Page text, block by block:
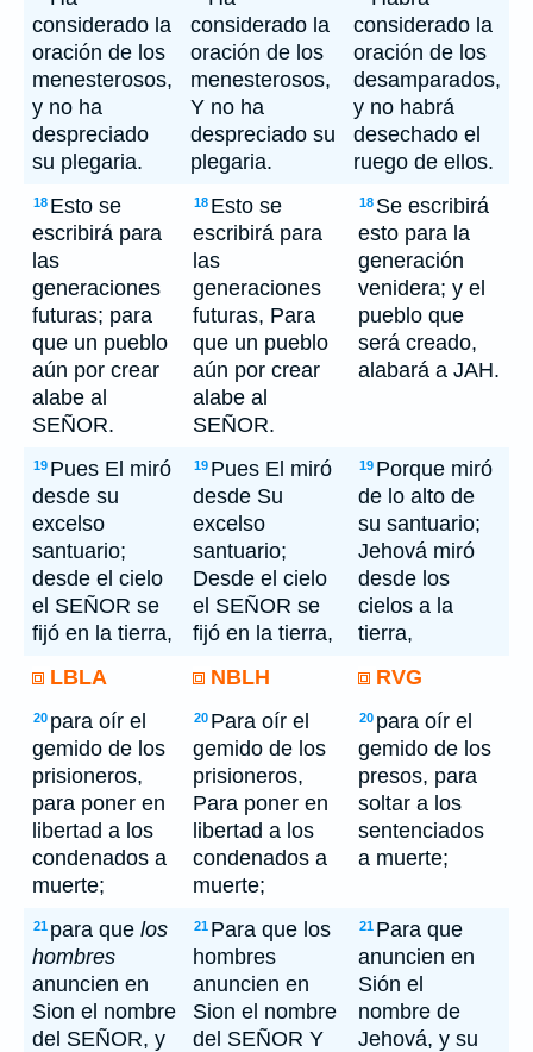
considerado la
oración de los
menesterosos,
y no ha
despreciado
su plegaria.
considerado la
oración de los
menesterosos,
Y no ha
despreciado su
plegaria.
considerado la
oración de los
desamparados,
y no habrá
desechado el
ruego de ellos.
18 Esto se
escribirá para
las
generaciones
futuras; para
que un pueblo
aún por crear
alabe al
SEÑOR.
18 Esto se
escribirá para
las
generaciones
futuras, Para
que un pueblo
aún por crear
alabe al
SEÑOR.
18 Se escribirá
esto para la
generación
venidera; y el
pueblo que
será creado,
alabará a JAH.
19 Pues El miró
desde su
excelso
santuario;
desde el cielo
el SEÑOR se
fijó en la tierra,
19 Pues El miró
desde Su
excelso
santuario;
Desde el cielo
el SEÑOR se
fijó en la tierra,
19 Porque miró
de lo alto de
su santuario;
Jehová miró
desde los
cielos a la
tierra,
LBLA
NBLH RVG
20 para oír el
gemido de los
prisioneros,
para poner en
libertad a los
condenados a
muerte;
20 Para oír el
gemido de los
prisioneros,
Para poner en
libertad a los
condenados a
muerte;
20 para oír el
gemido de los
presos, para
soltar a los
sentenciados
a muerte;
21 para que los
hombres
anuncien en
Sion el nombre
del SEÑOR, y
21 Para que los
hombres
anuncien en
Sion el nombre
del SEÑOR Y
21 Para que
anuncien en
Sión el
nombre de
Jehová, y su